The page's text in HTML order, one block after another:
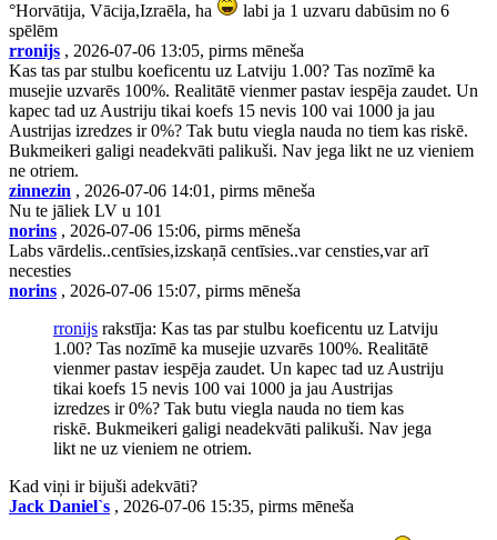
°Horvātija, Vācija,Izraēla, ha
labi ja 1 uzvaru dabūsim no 6
spēlēm
rronijs , 2026-07-06 13:05, pirms mēneša
Kas tas par stulbu koeficentu uz Latviju 1.00? Tas nozīmē ka
musejie uzvarēs 100%. Realitātē vienmer pastav iespēja zaudet. Un
kapec tad uz Austriju tikai koefs 15 nevis 100 vai 1000 ja jau
Austrijas izredzes ir 0%? Tak butu viegla nauda no tiem kas riskē.
Bukmeikeri galigi neadekvāti palikuši. Nav jega likt ne uz vieniem
ne otriem.
zinnezin , 2026-07-06 14:01, pirms mēneša
Nu te jāliek LV u 101
norins , 2026-07-06 15:06, pirms mēneša
Labs vārdelis..centīsies,izskaņā centīsies..var censties,var arī
necesties
norins , 2026-07-06 15:07, pirms mēneša
rronijs rakstīja: Kas tas par stulbu koeficentu uz Latviju
1.00? Tas nozīmē ka musejie uzvarēs 100%. Realitātē
vienmer pastav iespēja zaudet. Un kapec tad uz Austriju
tikai koefs 15 nevis 100 vai 1000 ja jau Austrijas
izredzes ir 0%? Tak butu viegla nauda no tiem kas
riskē. Bukmeikeri galigi neadekvāti palikuši. Nav jega
likt ne uz vieniem ne otriem.
Kad viņi ir bijuši adekvāti?
Jack Daniel`s , 2026-07-06 15:35, pirms mēneša